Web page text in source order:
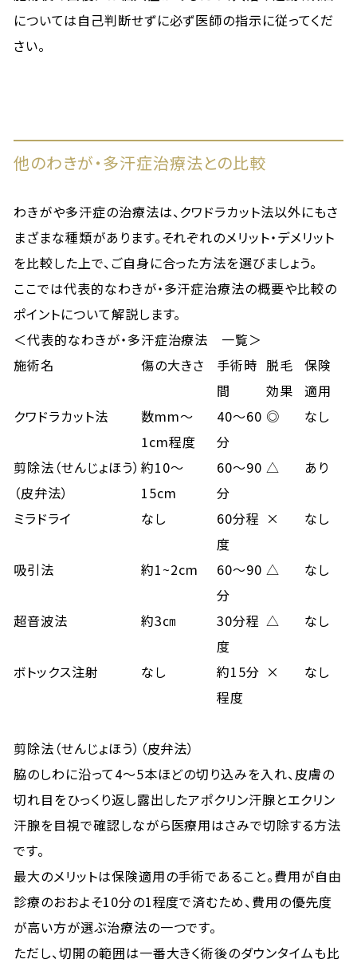
については自己判断せずに必ず医師の指示に従ってくだ
さい。
他のわきが・多汗症治療法との比較
わきがや多汗症の治療法は、クワドラカット法以外にもさ
まざまな種類があります。それぞれのメリット・デメリット
を比較した上で、ご自身に合った方法を選びましょう。
ここでは代表的なわきが・多汗症治療法の概要や比較の
ポイントについて解説します。
＜代表的なわきが・多汗症治療法 一覧＞
施術名
傷の大きさ
手術時
間
脱毛
効果
保険
適用
クワドラカット法
数mm～
1cm程度
40～60
分
◎ なし
剪除法（せんじょほう）
（皮弁法）
約10～
15cm
60～90
分
△ あり
ミラドライ なし
60分程
度
× なし
吸引法 約1~2cm
60～90
分
△ なし
超音波法 約3㎝
30分程
度
△ なし
ボトックス注射 なし
約15分
程度
× なし
剪除法（せんじょほう）（皮弁法）
脇のしわに沿って4～5本ほどの切り込みを入れ、皮膚の
切れ目をひっくり返し露出したアポクリン汗腺とエクリン
汗腺を目視で確認しながら医療用はさみで切除する方法
です。
最大のメリットは保険適用の手術であること。費用が自由
診療のおおよそ10分の1程度で済むため、費用の優先度
が高い方が選ぶ治療法の一つです。
ただし、切開の範囲は一番大きく術後のダウンタイムも比